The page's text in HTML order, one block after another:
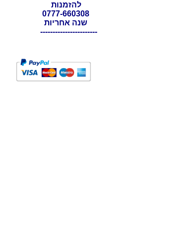
להזמנות
0777-660308
שנה אחריות
-----------------------